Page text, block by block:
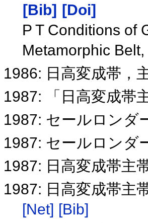
[Bib] [Doi]
P T Conditions of
Metamorphic
1986: 日高変成帯，
1987: 「日高変成帯
1987: セールロンダ
1987: セールロンダ
1987: 日高変成帯主
1987: 日高変成帯主
[Net] [Bib]